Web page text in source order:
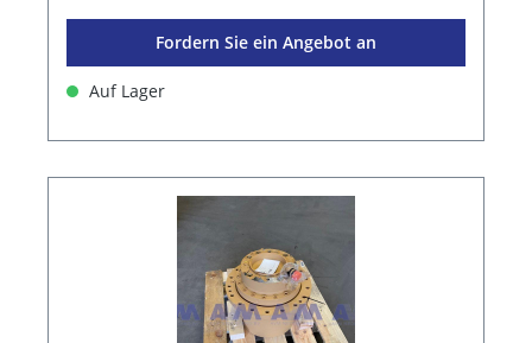
Fordern Sie ein Angebot an
Auf Lager